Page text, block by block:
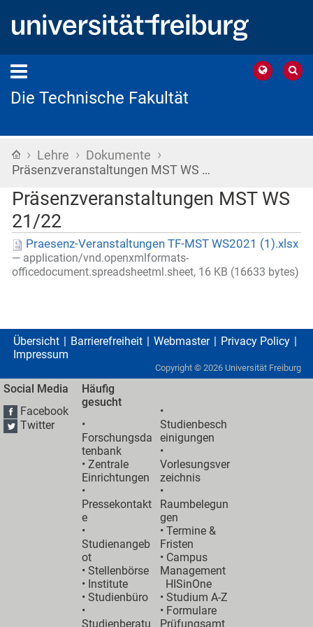
Die Technische Fakultät
Startseite
› Lehre › Dokumente ›
Präsenzveranstaltungen MST WS …
Präsenzveranstaltungen MST WS
21/22
Praesenz-Veranstaltungen TF-MST WS2021 (1).xlsx
— application/vnd.openxmlformats-
officedocument.spreadsheetml.sheet, 16 KB (16633 bytes)
Übersicht Barrierefreiheit Webmaster
Privacy Policy
Impressum
Copyright © 2026 Universität Freiburg
Social Media
Facebook
Twitter
Häufig
gesucht
•
Forschungsda
tenbank
•Zentrale
Einrichtungen
•
Pressekontakt
e
•
Studienangeb
ot
•Stellenbörse
• Institute
•Studienbüro
•
Studienberatu
•
Studienbesch
einigungen
•
Vorlesungsver
zeichnis
•
Raumbelegun
gen
•Termine &
Fristen
• Campus
Management
HISinOne
•Studium A-Z
• Formulare
Prüfungsamt